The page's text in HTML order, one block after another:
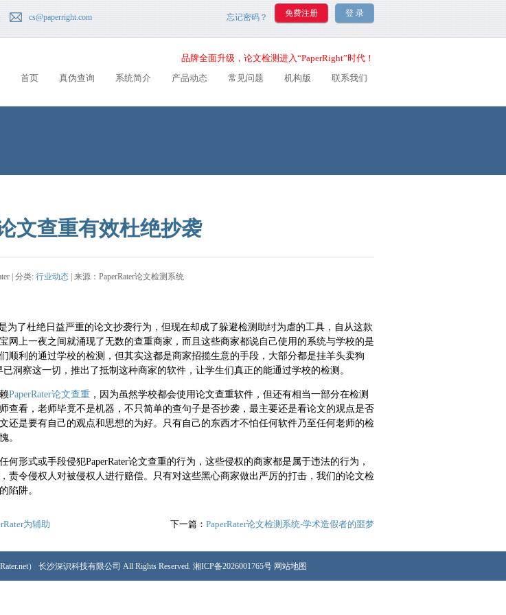
cs@paperright.com 忘记密码？
品牌全面升级，论文检测进入“PaperRight”时代！
首页
真伪查询 系统简介 产品动态 常见问题 机构版 联系我们
文查重有效杜绝抄袭
| 分类: 行业动态 | 来源：PaperRater论文检测系统
为了杜绝日益严重的论文抄袭行为，但现在却成了躲避检测助纣为虐的工具，自从这款
网上一夜之间就涌现了无数的查重商家，而且这些商家都说自己使用的系统与学校的是
顺利的通过学校的检测，但其实这都是商家招揽生意的手段，大部分都是挂羊头卖狗
已洞察这一切，推出了抵制这种商家的软件，让学生们真正的能通过学校的检测。
PaperRater论文查重 ，因为虽然学校都会使用论文查重软件，但还有相当一部分在检测
查看，老师毕竟不是机器，不只简单的查句子是否抄袭，最主要还是看论文的观点是否
还是要有自己的观点和思想的为好。只有自己的东西才不怕任何软件乃至任何老师的检
。
何形式或手段侵犯PaperRater论文查重的行为，这些侵权的商家都是属于违法的行为，
责令侵权人对被侵权人进行赔偿。只有对这些黑心商家做出严厉的打击，我们的论文检
陷阱。
为辅助 下一篇： PaperRater论文检测系统-学术造假者的噩梦
） 长沙深识科技有限公司 All Rights Reserved. 湘ICP备2026001765号 网站地图